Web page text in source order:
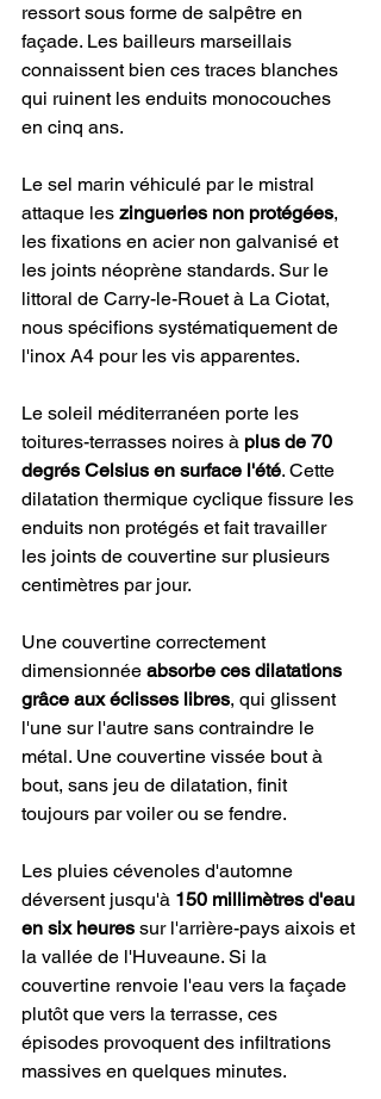
ressort sous forme de salpêtre en
façade. Les bailleurs marseillais
connaissent bien ces traces blanches
qui ruinent les enduits monocouches
en cinq ans.
Le sel marin véhiculé par le mistral
attaque les zingueries non protégées,
les fixations en acier non galvanisé et
les joints néoprène standards. Sur le
littoral de Carry-le-Rouet à La Ciotat,
nous spécifions systématiquement de
l'inox A4 pour les vis apparentes.
Le soleil méditerranéen porte les
toitures-terrasses noires à plus de 70
degrés Celsius en surface l'été. Cette
dilatation thermique cyclique fissure les
enduits non protégés et fait travailler
les joints de couvertine sur plusieurs
centimètres par jour.
Une couvertine correctement
dimensionnée absorbe ces dilatations
grâce aux éclisses libres, qui glissent
l'une sur l'autre sans contraindre le
métal. Une couvertine vissée bout à
bout, sans jeu de dilatation, finit
toujours par voiler ou se fendre.
Les pluies cévenoles d'automne
déversent jusqu'à 150 millimètres d'eau
en six heures sur l'arrière-pays aixois et
la vallée de l'Huveaune. Si la
couvertine renvoie l'eau vers la façade
plutôt que vers la terrasse, ces
épisodes provoquent des infiltrations
massives en quelques minutes.